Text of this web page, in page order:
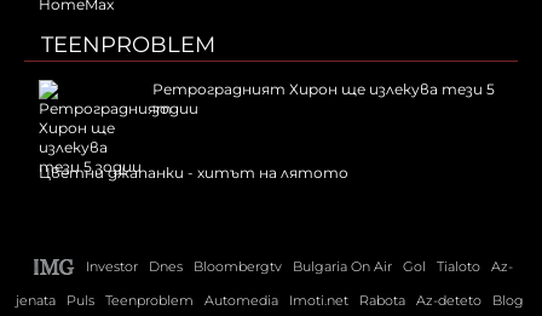
TEENPROBLEM
Ретроградният Хирон ще излекува тези 5
зодии
Цветни джапанки - хитът на лятото
Investor Dnes Bloombergtv Bulgaria On Air Gol Tialoto
Az-
jenata
Puls Teenproblem Automedia Imoti.net Rabota Az-deteto Blog